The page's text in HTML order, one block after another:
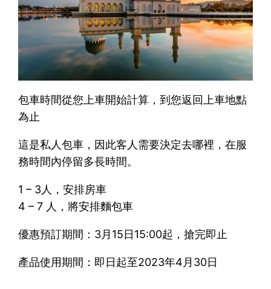
包車時間從您上車開始計算，到您返回上車地點
為止
這是私人包車，因此客人需要決定去哪裡，在服
務時間內停留多長時間。
1 – 3人，安排房車
4 – 7 人，將安排麵包車
優惠預訂期間：3月15日15:00起，搶完即止
產品使用期間：即日起至2023年4月30日